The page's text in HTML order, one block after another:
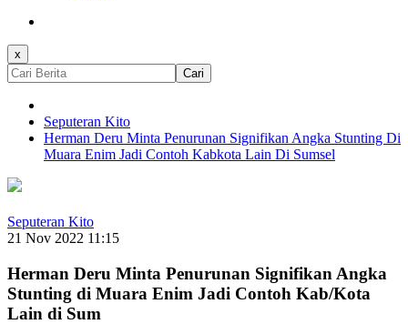
x
Cari
Seputeran Kito
Herman Deru Minta Penurunan Signifikan Angka Stunting Di
Muara Enim Jadi Contoh Kabkota Lain Di Sumsel
Seputeran Kito
21 Nov 2022 11:15
Herman Deru Minta Penurunan Signifikan Angka
Stunting di Muara Enim Jadi Contoh Kab/Kota
Lain di Sum